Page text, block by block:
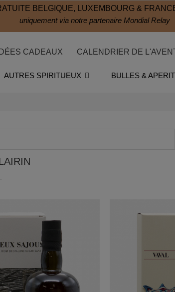
BELGIQUE, LUXEMBOURG &
uniquement via notre partenaire Mondial Relay
CADEAUX CALENDRIER DE
AUTRES SPIRITUEUX BULLES &